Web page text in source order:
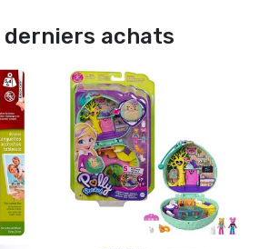
derniers achats